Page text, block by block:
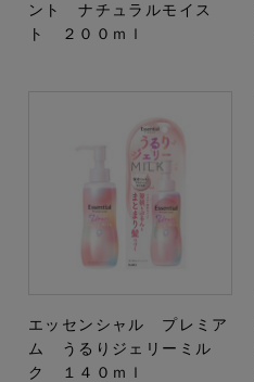
ント ナチュラルモイス
ト ２００ｍｌ
エッセンシャル プレミア
ム うるりジェリーミル
ク １４０ｍｌ